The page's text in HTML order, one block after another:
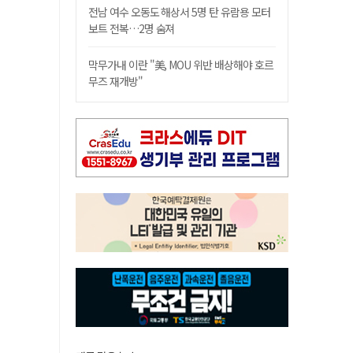
전남 여수 오동도 해상서 5명 탄 유람용 모터
보트 전복…2명 숨져
막무가내 이란 "美, MOU 위반 배상해야 호르
무즈 재개방"